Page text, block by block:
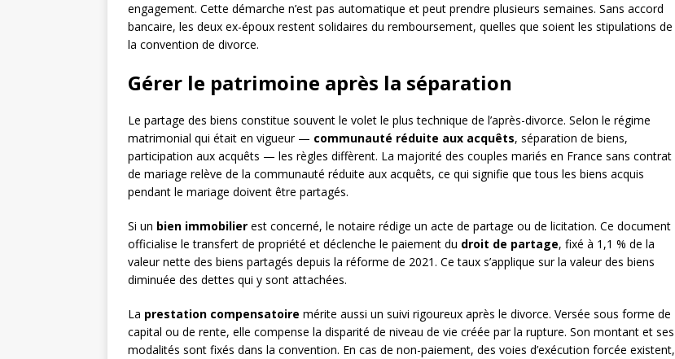
engagement. Cette démarche n’est pas automatique et peut prendre plusieurs semaines. Sans accord
bancaire, les deux ex-époux restent solidaires du remboursement, quelles que soient les stipulations de
la convention de divorce.
Gérer le patrimoine après la séparation
Le partage des biens constitue souvent le volet le plus technique de l’après-divorce. Selon le régime
matrimonial qui était en vigueur — communauté réduite aux acquêts, séparation de biens,
participation aux acquêts — les règles diffèrent. La majorité des couples mariés en France sans contrat
de mariage relève de la communauté réduite aux acquêts, ce qui signifie que tous les biens acquis
pendant le mariage doivent être partagés.
Si un bien immobilier est concerné, le notaire rédige un acte de partage ou de licitation. Ce document
officialise le transfert de propriété et déclenche le paiement du droit de partage, fixé à 1,1 % de la
valeur nette des biens partagés depuis la réforme de 2021. Ce taux s’applique sur la valeur des biens
diminuée des dettes qui y sont attachées.
La prestation compensatoire mérite aussi un suivi rigoureux après le divorce. Versée sous forme de
capital ou de rente, elle compense la disparité de niveau de vie créée par la rupture. Son montant et ses
modalités sont fixés dans la convention. En cas de non-paiement, des voies d’exécution forcée existent,